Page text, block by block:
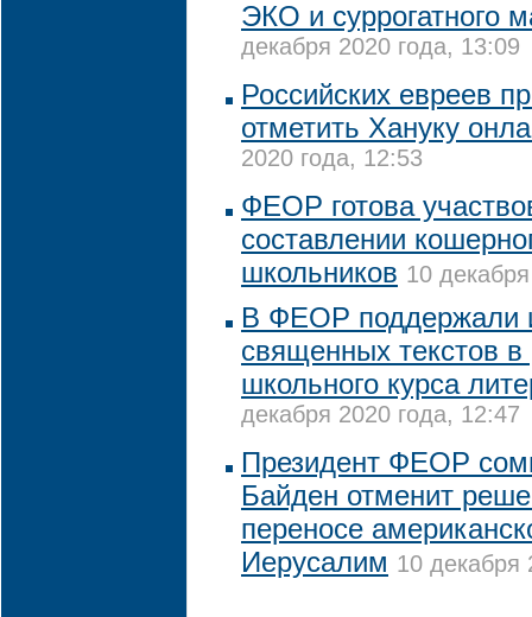
ЭКО и суррогатного
декабря 2020 года, 13:09
Российских евреев
отметить Хануку
2020 года, 12:53
ФЕОР готова
составлении
школьников 10
В ФЕОР поддержали
священных текстов в
школьного курса
декабря 2020 года, 12:47
Президент ФЕОР
Байден отменит
переносе
Иерусалим 10 декабря